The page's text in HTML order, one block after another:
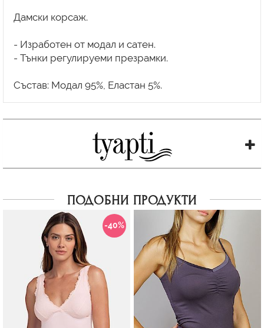
Дамски корсаж.
- Изработен от модал и сатен.
- Тънки регулируеми презрамки.
Състав: Модал 95%, Еластан 5%.
ПОДОБНИ ПРОДУКТИ
-40%